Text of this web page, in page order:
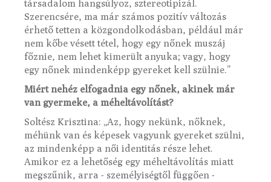
társadalom hangsúlyoz, sztereotipizál.
Szerencsére, ma már számos pozitív változás
érhető tetten a közgondolkodásban, például már
nem kőbe vésett tétel, hogy egy nőnek muszáj
főznie, nem lehet kimerült anyuka; vagy, hogy
egy nőnek mindenképp gyereket kell szülnie.”
Miért nehéz elfogadnia egy nőnek, akinek már
van gyermeke, a méheltávolítást?
Soltész Krisztina: „Az, hogy nekünk, nőknek,
méhünk van és képesek vagyunk gyereket szülni,
az mindenképp a női identitás része lehet.
Amikor ez a lehetőség egy méheltávolítás miatt
megszűnik, arra - személyiségtől függően -